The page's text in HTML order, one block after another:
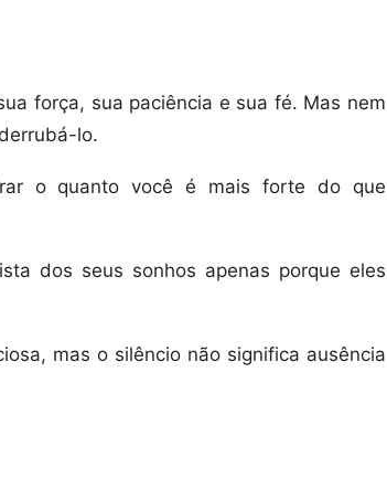
força, sua paciência e sua fé. Mas nem
lo.
o quanto você é mais forte do que
dos seus sonhos apenas porque eles
mas o silêncio não significa ausência